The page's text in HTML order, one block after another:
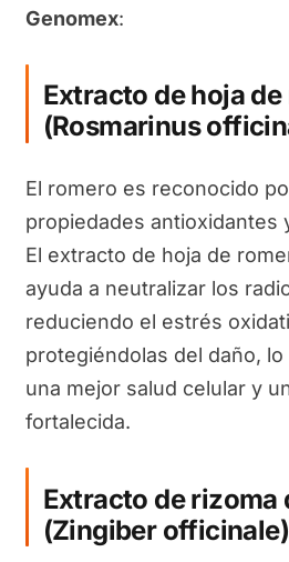
Genomex:
Extracto de hoja
(Rosmarinus
El romero es reconocido
propiedades antioxidantes
El extracto de hoja de
ayuda a neutralizar los
reduciendo el estrés
protegiéndolas del daño,
una mejor salud celular y
fortalecida.
Extracto de rizoma
(Zingiber officinale)